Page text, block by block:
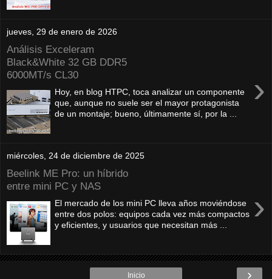
jueves, 29 de enero de 2026
Análisis Exceleram
Black&White 32 GB DDR5
6000MT/s CL30
›
Hoy, en blog HTPC, toca analizar un componente
que, aunque no suele ser el mayor protagonista
de un montaje; bueno, últimamente sí, por la ...
miércoles, 24 de diciembre de 2025
Beelink ME Pro: un híbrido
entre mini PC y NAS
›
El mercado de los mini PC lleva años moviéndose
entre dos polos: equipos cada vez más compactos
y eficientes, y usuarios que necesitan más ...
›
Inicio